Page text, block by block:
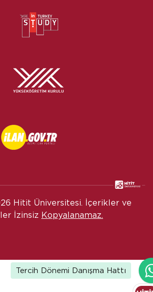
Hitit Üniversitesi. İçerikler ve
İzinsiz Kopyalanamaz.
Tercih Dönemi Danışma Hattı